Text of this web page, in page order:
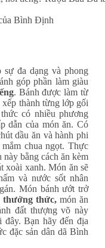
Bình Định
sự đa dạng và phong
góp phần làm giàu
. Bánh được làm từ
thành từng lớp gối
có nhiều phương
dẫn của món ăn. Có
dầu ăn và hành phi
chua ngọt. Thực
bằng cách ăn kèm
xoài xanh. Món ăn sẽ
và nước sốt nhân
Món bánh ướt trở
thưởng thức, món ăn
đất thượng võ này
Bạn hãy đến địa
đặc sản dân dã Bình